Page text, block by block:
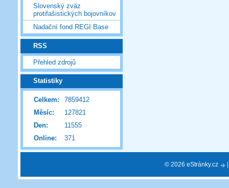
Slovenský zväz
protifašistických bojovníkov
Nadační fond REGI Base
RSS
Přehled zdrojů
Statistiky
Online: 371
Celkem:
7859412
Měsíc:
127821
Den:
11555
© 2026 eStránky.cz